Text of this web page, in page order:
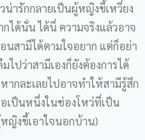
น่ารักกลายเป็นผู้หญิงขี้เหวี่ยง
ได้นั่น ได้นี่ ความจริงแล้วอาจ
นสามีได้ตามใจอยาก แต่ก็อย่า
ไปว่าสามีเองก็ยังต้องการได้
ากละเลยไปอาจทำให้สามีรู้สึก
เป็นหนึ่งในช่องโหว่ที่เป็น
หญิงขี้เอาใจนอกบ้าน)